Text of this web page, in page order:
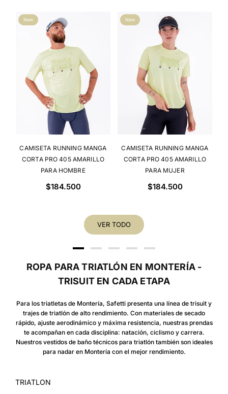
New
CAMISETA RUNNING MANGA
CORTA PRO 405 AMARILLO
PARA HOMBRE
Precio
$184.500
New
CAMISETA RUNNING MANGA
CORTA PRO 405 AMARILLO
PARA MUJER
Precio
$184.500
VER TODO
ROPA PARA TRIATLÓN EN MONTERÍA -
TRISUIT EN CADA ETAPA
Para los triatletas de Montería, Safetti presenta una línea de trisuit y
trajes de triatlón de alto rendimiento. Con materiales de secado
rápido, ajuste aerodinámico y máxima resistencia, nuestras prendas
te acompañan en cada disciplina: natación, ciclismo y carrera.
Nuestros vestidos de baño técnicos para triatlón también son ideales
para nadar en Montería con el mejor rendimiento.
TRIATLON